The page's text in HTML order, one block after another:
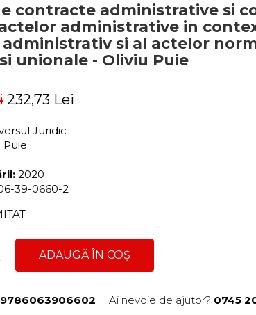
contracte administrative si
administrative in
si al actelor
unionale - Oliviu Puie
232,73 Lei
Juridic
Puie
2020
39-0660-2
ADAUGĂ ÎN COȘ
9786063906602 Ai nevoie de ajutor? 0745